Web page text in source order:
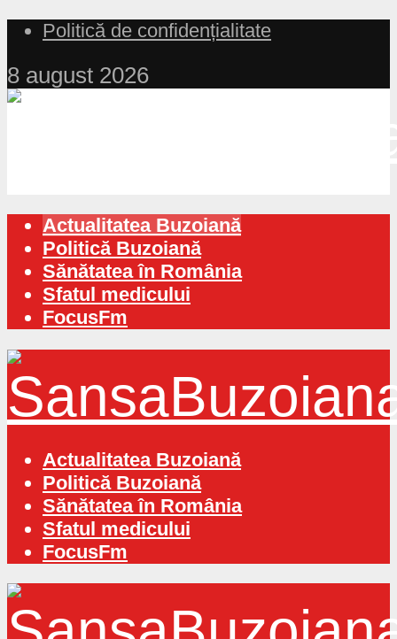
Politică de confidențialitate
8 august 2026
Actualitatea Buzoiană
Politică Buzoiană
Sănătatea în România
Sfatul medicului
FocusFm
Actualitatea Buzoiană
Politică Buzoiană
Sănătatea în România
Sfatul medicului
FocusFm